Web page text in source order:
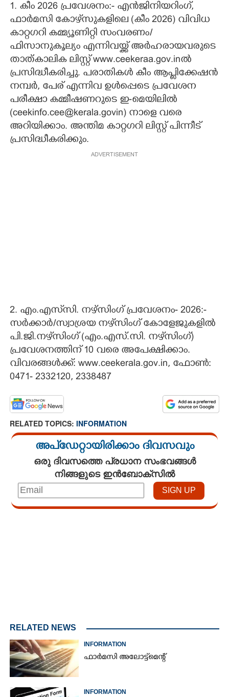
LITERATURE
ZOOM
CONTACT US
1. കീം 2026 പ്രവേശനം:- എൻജിനിയറിംഗ്‌,
ഫാർമസി കോഴ്‌സുകളിലെ (കീം 2026) വിവിധ
കാറ്റഗറി കമ്മ്യൂണിറ്റി സംവരണം/
ഫിസാനുകൂല്യം എന്നിവയ്ക്ക്‌ അർഹരായവരുടെ
താത്കാലിക ലിസ്റ്റ് www.ceekeraa.gov.inൽ
പ്രസിദ്ധീകരിച്ചു. പരാതികൾ കീം ആപ്ലിക്കേഷൻ
നമ്പർ, പേര്‌ എന്നിവ ഉൾപ്പെടെ പ്രവേശന
പരീക്ഷാ കമ്മീഷണറുടെ ഇ-മെയിലിൽ
(ceekinfo.cee@kerala.govin) നാളെ വരെ
അറിയിക്കാം. അന്തിമ കാറ്റഗറി ലിസ്റ്റ്‌ പിന്നീട്‌
പ്രസിദ്ധീകരിക്കും.
ADVERTISEMENT
2. എം.എസ്‌‌സി. നഴ്സിംഗ്‌ പ്രവേശനം- 2026:-
സർക്കാർ/സ്വാശ്രയ നഴ്‌സിംഗ്‌ കോളേജുകളിൽ
പി.ജി.നഴ്‌സിംഗ്‌ (എം.എസ്‌.സി. നഴ്‌സിംഗ്‌)
പ്രവേശനത്തിന്‌ 10 വരെ അപേക്ഷിക്കാം.
വിവരങ്ങൾക്ക്: www.ceekerala.gov.in, ഫോൺ:
0471- 2332120, 2338487
RELATED TOPICS: INFORMATION
അപ്ഡേറ്റായിരിക്കാം ദിവസവും
ഒരു ദിവസത്തെ പ്രധാന സംഭവങ്ങൾ
നിങ്ങളുടെ ഇൻബോക്സിൽ
RELATED NEWS
INFORMATION
ഫാർമസി അലോട്ട്മെന്റ്
INFORMATION